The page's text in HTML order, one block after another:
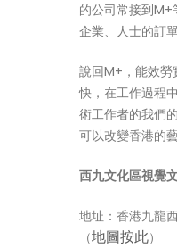
的公司常接到
企業、人士的訂
說回M+，能效勞
快，在工作過程
術工作者的我們
可以改變香港的
西九文化區視覺
地址：香港九龍
（地圖按此）